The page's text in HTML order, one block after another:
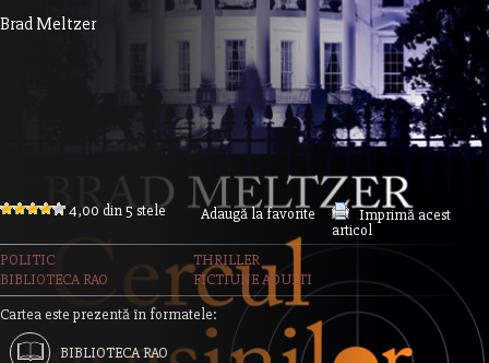
Brad Meltzer
4,00 din 5 stele Adaugă la favorite
Imprimă acest
articol
POLITIC
THRILLER
BIBLIOTECA RAO
FICTIUNE ADULTI
Cartea este prezentă în formatele:
BIBLIOTECA RAO